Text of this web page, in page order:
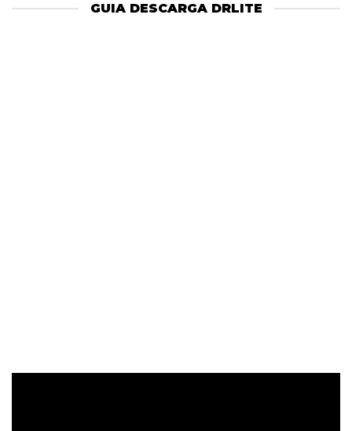
GUIA DESCARGA DRLITE